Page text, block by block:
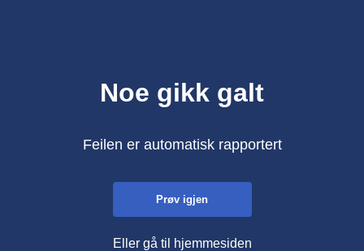
Noe gikk galt
Feilen er automatisk rapportert
Prøv igjen
Eller gå til hjemmesiden